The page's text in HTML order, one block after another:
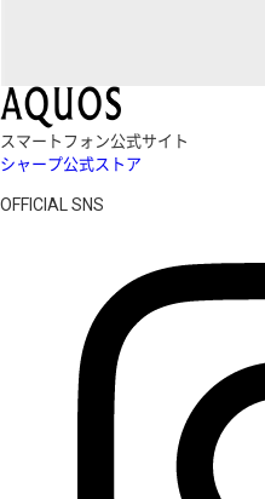
スマートフォン公式サイト
シャープ公式ストア
OFFICIAL SNS